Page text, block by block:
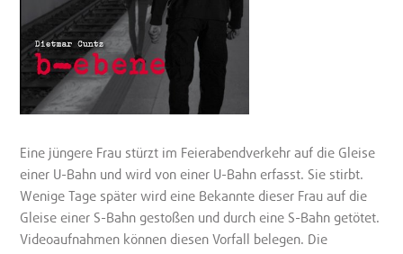
Eine jüngere Frau stürzt im Feierabendverkehr auf die Gleise
einer U-Bahn und wird von einer U-Bahn erfasst. Sie stirbt.
Wenige Tage später wird eine Bekannte dieser Frau auf die
Gleise einer S-Bahn gestoßen und durch eine S-Bahn getötet.
Videoaufnahmen können diesen Vorfall belegen. Die